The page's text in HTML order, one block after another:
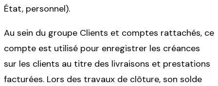
État, personnel).
Au sein du groupe Clients et comptes rattachés, ce
compte est utilisé pour enregistrer les créances
sur les clients au titre des livraisons et prestations
facturées. Lors des travaux de clôture, son solde